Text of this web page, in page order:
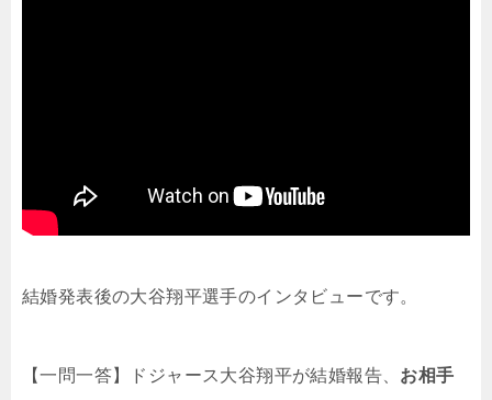
結婚発表後の大谷翔平選手のインタビューです。
【一問一答】ドジャース大谷翔平が結婚報告、 お相手